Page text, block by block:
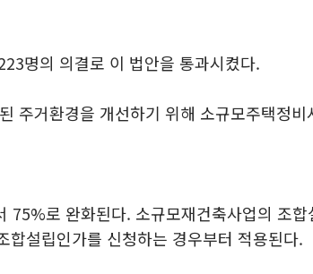
명의 의결로 이 법안을 통과시켰다.
주거환경을 개선하기 위해 소규모주택정
로 완화된다. 소규모재건축사업의 조
설립인가를 신청하는 경우부터 적용된다.